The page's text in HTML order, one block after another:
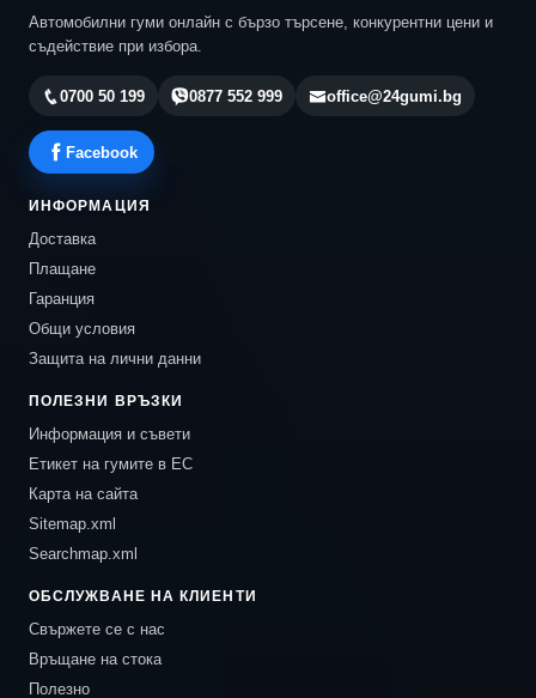
Автомобилни гуми онлайн с бързо търсене, конкурентни цени и
съдействие при избора.
0700 50 199 0877 552 999 office@24gumi.bg
Facebook
ИНФОРМАЦИЯ
Доставка
Плащане
Гаранция
Общи условия
Защита на лични данни
ПОЛЕЗНИ ВРЪЗКИ
Информация и съвети
Етикет на гумите в ЕС
Карта на сайта
Sitemap.xml
Searchmap.xml
ОБСЛУЖВАНЕ НА КЛИЕНТИ
Свържете се с нас
Връщане на стока
Полезно